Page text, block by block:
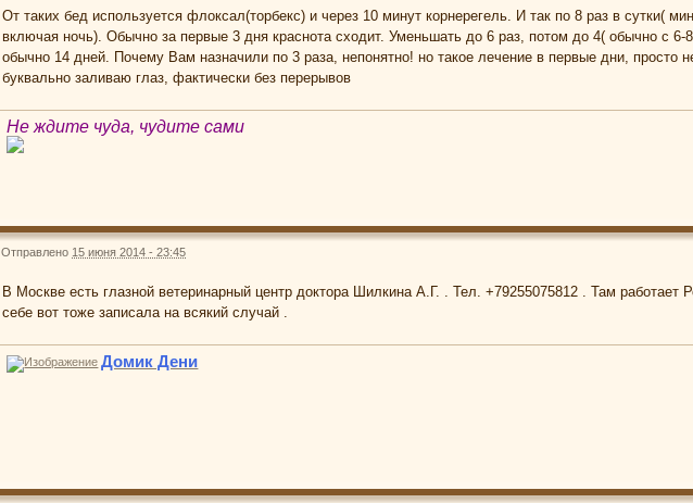
От таких бед используется флоксал(торбекс) и через 10 минут корнерегель. И так по 8 раз в сутки(
включая ночь). Обычно за первые 3 дня краснота сходит. Уменьшать до 6 раз, потом до 4( обычно с
обычно 14 дней. Почему Вам назначили по 3 раза, непонятно! но такое лечение в первые дни, просто
буквально заливаю глаз, фактически без перерывов
Не ждите чуда, чудите сами
Отправлено 15 июня 2014 - 23:45
В Москве есть глазной ветеринарный центр доктора Шилкина А.Г. . Тел. +79255075812 . Там работает
себе вот тоже записала на всякий случай .
Домик Дени